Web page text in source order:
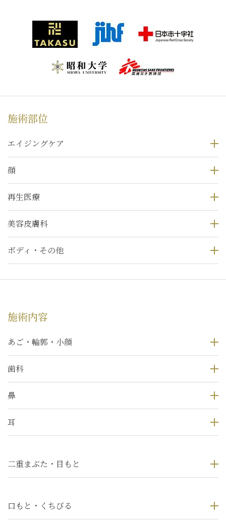
施術部位
エイジングケア
顔
再生医療
美容皮膚科
ボディ・その他
施術内容
あご・輪郭・小顔
歯科
鼻
耳
二重まぶた・目もと
口もと・くちびる